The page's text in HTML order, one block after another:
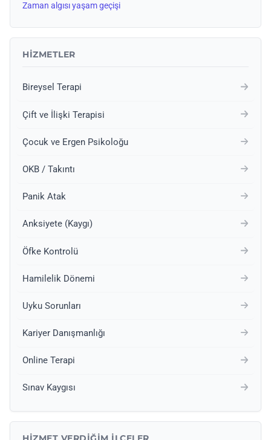
Zaman algısı yaşam geçişi
HIZMETLER
Bireysel Terapi
Çift ve İlişki Terapisi
Çocuk ve Ergen Psikoloğu
OKB / Takıntı
Panik Atak
Anksiyete (Kaygı)
Öfke Kontrolü
Hamilelik Dönemi
Uyku Sorunları
Kariyer Danışmanlığı
Online Terapi
Sınav Kaygısı